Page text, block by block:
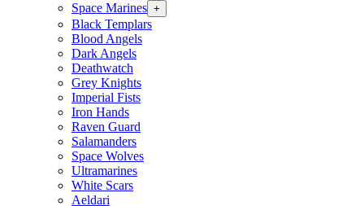
Space Marines +
Black Templars
Blood Angels
Dark Angels
Deathwatch
Grey Knights
Imperial Fists
Iron Hands
Raven Guard
Salamanders
Space Wolves
Ultramarines
White Scars
Aeldari